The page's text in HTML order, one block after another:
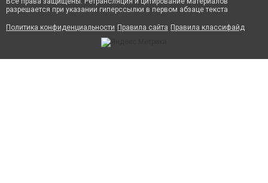
разрешается при указании гиперссылки в первом абзаце текста
Политика конфиденциальности Правила сайта Правила классифайд